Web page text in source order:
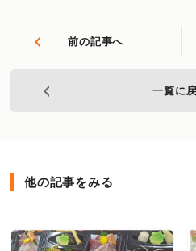
前の記事へ
一覧に
他の記事をみる